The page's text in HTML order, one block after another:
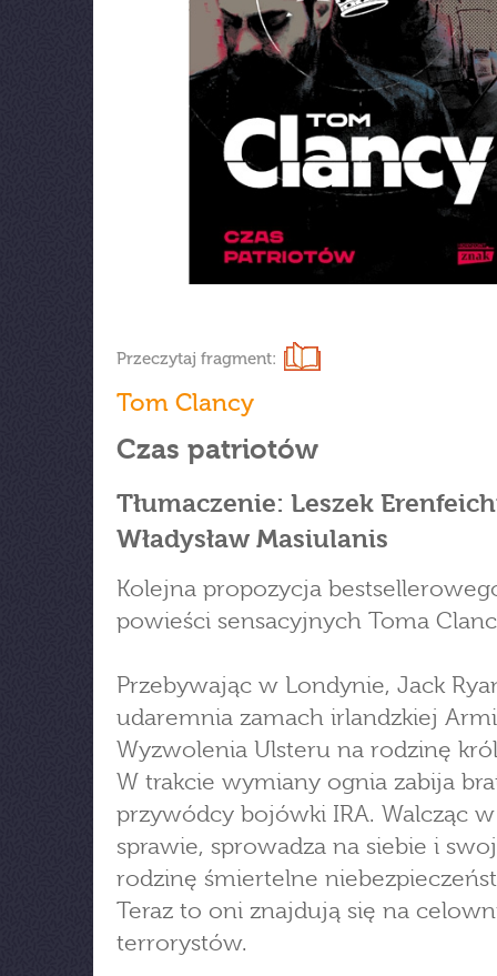
Przeczytaj fragment:
Tom Clancy
Czas patriotów
Tłumaczenie: Leszek
Władysław Masiulanis
Kolejna propozycja
powieści sensacyjnych Toma
Przebywając w Londynie, Jack
udaremnia zamach irlandzkiej
Wyzwolenia Ulsteru na rodzinę
W trakcie wymiany ognia zabija
przywódcy bojówki IRA. Walcząc w
sprawie, sprowadza na siebie i
rodzinę śmiertelne
Teraz to oni znajdują się na
terrorystów.